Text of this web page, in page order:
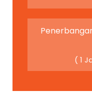
( 1